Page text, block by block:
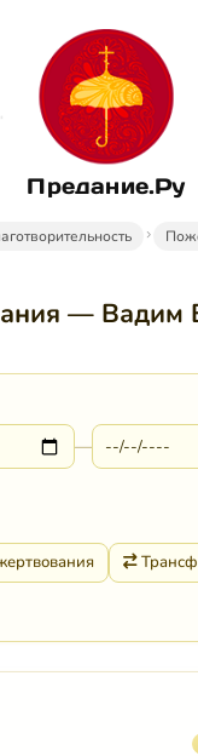
Предание.Ру
— Вадим
—